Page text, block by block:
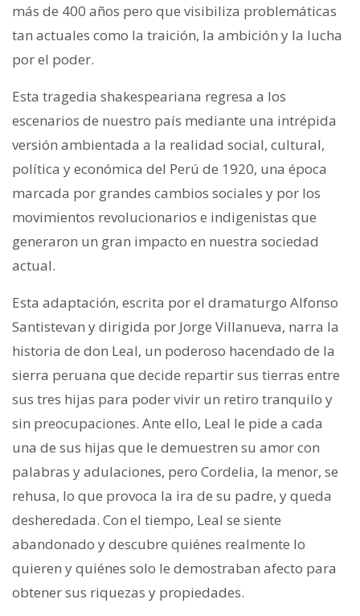
más de 400 años pero que visibiliza problemáticas
tan actuales como la traición, la ambición y la lucha
por el poder.
Esta tragedia shakespeariana regresa a los
escenarios de nuestro país mediante una intrépida
versión ambientada a la realidad social, cultural,
política y económica del Perú de 1920, una época
marcada por grandes cambios sociales y por los
movimientos revolucionarios e indigenistas que
generaron un gran impacto en nuestra sociedad
actual.
Esta adaptación, escrita por el dramaturgo Alfonso
Santistevan y dirigida por Jorge Villanueva, narra la
historia de don Leal, un poderoso hacendado de la
sierra peruana que decide repartir sus tierras entre
sus tres hijas para poder vivir un retiro tranquilo y
sin preocupaciones. Ante ello, Leal le pide a cada
una de sus hijas que le demuestren su amor con
palabras y adulaciones, pero Cordelia, la menor, se
rehusa, lo que provoca la ira de su padre, y queda
desheredada. Con el tiempo, Leal se siente
abandonado y descubre quiénes realmente lo
quieren y quiénes solo le demostraban afecto para
obtener sus riquezas y propiedades.